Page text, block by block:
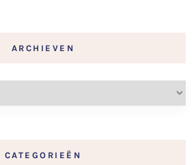
ARCHIEVEN
CATEGORIEËN